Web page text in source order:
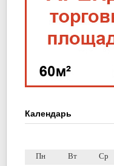
Календарь
Пн
Вт Ср